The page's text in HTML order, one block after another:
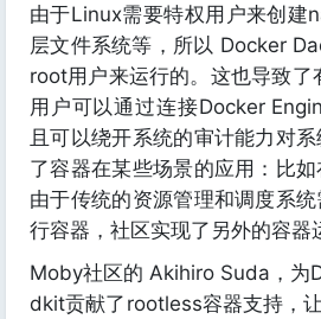
由于Linux需要特权用户来创建
层文件系统等，所以 Docker
root用户来运行的。这也导致了
用户可以通过连接Docker
且可以绕开系统的审计能力对
了容器在某些场景的应用：比如
由于传统的资源管理和调度系
行容器，社区实现了另外的容器
Moby社区的 Akihiro Suda，为
dkit贡献了rootless容器支持，